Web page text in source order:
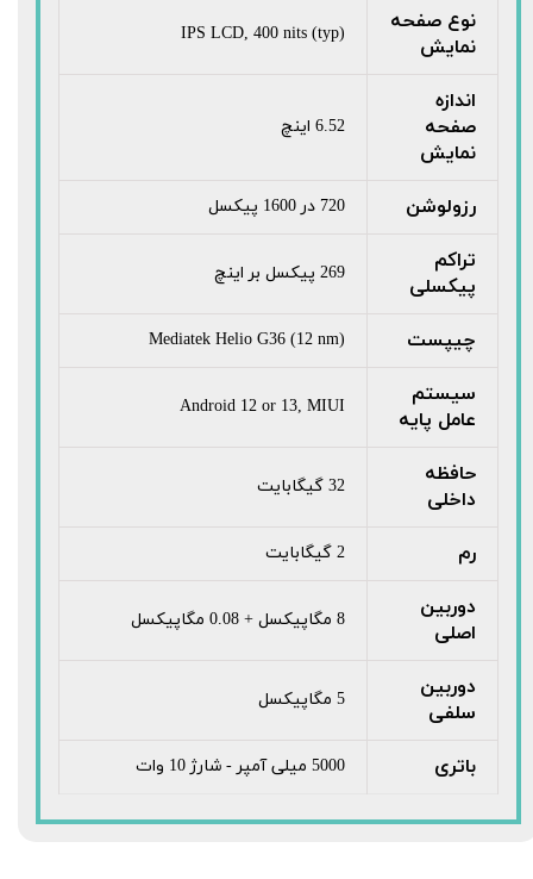
نوع صفحه
نمایش
IPS LCD, 400 nits (typ)
اندازه
صفحه
نمایش
6.52 اینچ
رزولوشن 720 در 1600 پیکسل
تراکم
پیکسلی
269 پیکسل بر اینچ
چیپست Mediatek Helio G36 (12 nm)
سیستم
عامل پایه
Android 12 or 13, MIUI
حافظه
داخلی
32 گیگابایت
رم 2 گیگابایت
دوربین
اصلی
8 مگاپیکسل + 0.08 مگاپیکسل
دوربین
سلفی
5 مگاپیکسل
باتری 5000 میلی آمپر - شارژ 10 وات